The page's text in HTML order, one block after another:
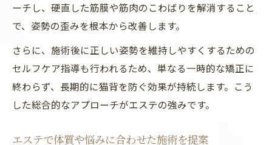
ーチし、硬直した筋膜や筋肉のこわばりを解消すること
で、姿勢の歪みを根本から改善します。
さらに、施術後に正しい姿勢を維持しやすくするための
セルフケア指導も行われるため、単なる一時的な矯正に
終わらず、長期的に猫背を防ぐ効果が持続します。こう
した総合的なアプローチがエステの強みです。
エステで体質や悩みに合わせた施術を提案